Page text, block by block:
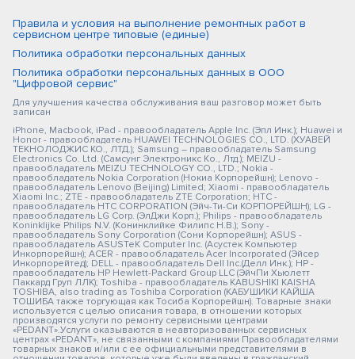
Правила и условия на выполнение ремонтных работ в
сервисном центре типовые (единые)
Политика обработки персональных данных
Политика обработки персональных данных в ООО
"Цифровой сервис"
Для улучшения качества обслуживания ваш разговор может быть
записан
iPhone, Macbook, iPad - правообладатель Apple Inc. (Эпл Инк.); Huawei и
Honor - правообладатель HUAWEI TECHNOLOGIES CO., LTD. (ХУАВЕЙ
ТЕКНОЛОДЖИС КО., ЛТД.); Samsung – правообладатель Samsung
Electronics Co. Ltd. (Самсунг Электроникс Ко., Лтд.); MEIZU -
правообладатель MEIZU TECHNOLOGY CO., LTD.; Nokia -
правообладатель Nokia Corporation (Нокиа Корпорейшн); Lenovo -
правообладатель Lenovo (Beijing) Limited; Xiaomi - правообладатель
Xiaomi Inc.; ZTE - правообладатель ZTE Corporation; HTC -
правообладатель HTC CORPORATION (Эйч-Ти-Си КОРПОРЕЙШН); LG -
правообладатель LG Corp. (ЭлДжи Корп.); Philips - правообладатель
Koninklijke Philips N.V. (Конинклийке Филипс Н.В.); Sony -
правообладатель Sony Corporation (Сони Корпорейшн); ASUS -
правообладатель ASUSTeK Computer Inc. (Асустек Компьютер
Инкорпорейшн); ACER - правообладатель Acer Incorporated (Эйсер
Инкорпорейтед); DELL - правообладатель Dell Inc.(Делл Инк.); HP -
правообладатель HP Hewlett-Packard Group LLC (ЭйчПи Хьюлетт
Паккард Груп ЛЛК); Toshiba - правообладатель KABUSHIKI KAISHA
TOSHIBA, also trading as Toshiba Corporation (КАБУШИКИ КАЙША
ТОШИБА также торгующая как Тосиба Корпорейшн). Товарные знаки
используется с целью описания товара, в отношении которых
производятся услуги по ремонту сервисными центрами
«PEDANT».Услуги оказываются в неавторизованных сервисных
центрах «PEDANT», не связанными с компаниями Правообладателями
товарных знаков и/или с ее официальными представителями в